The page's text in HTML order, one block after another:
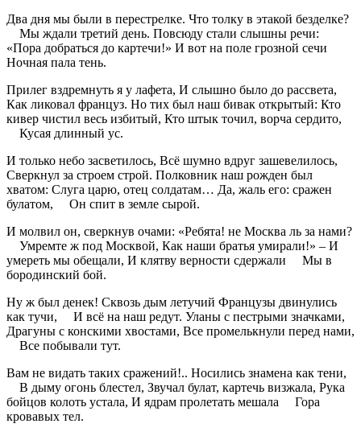
Два дня мы были в перестрелке. Что толку в этакой безделке?
Мы ждали третий день. Повсюду стали слышны речи:
«Пора добраться до картечи!» И вот на поле грозной сечи
Ночная пала тень.
Прилег вздремнуть я у лафета, И слышно было до рассвета,
Как ликовал француз. Но тих был наш бивак открытый: Кто
кивер чистил весь избитый, Кто штык точил, ворча сердито,
Кусая длинный ус.
И только небо засветилось, Всё шумно вдруг зашевелилось,
Сверкнул за строем строй. Полковник наш рожден был
хватом: Слуга царю, отец солдатам… Да, жаль его: сражен
булатом, Он спит в земле сырой.
И молвил он, сверкнув очами: «Ребята! не Москва ль за нами?
Умремте ж под Москвой, Как наши братья умирали!» – И
умереть мы обещали, И клятву верности сдержали Мы в
бородинский бой.
Ну ж был денек! Сквозь дым летучий Французы двинулись
как тучи, И всё на наш редут. Уланы с пестрыми значками,
Драгуны с конскими хвостами, Все промелькнули перед нами,
Все побывали тут.
Вам не видать таких сражений!.. Носились знамена как тени,
В дыму огонь блестел, Звучал булат, картечь визжала, Рука
бойцов колоть устала, И ядрам пролетать мешала Гора
кровавых тел.